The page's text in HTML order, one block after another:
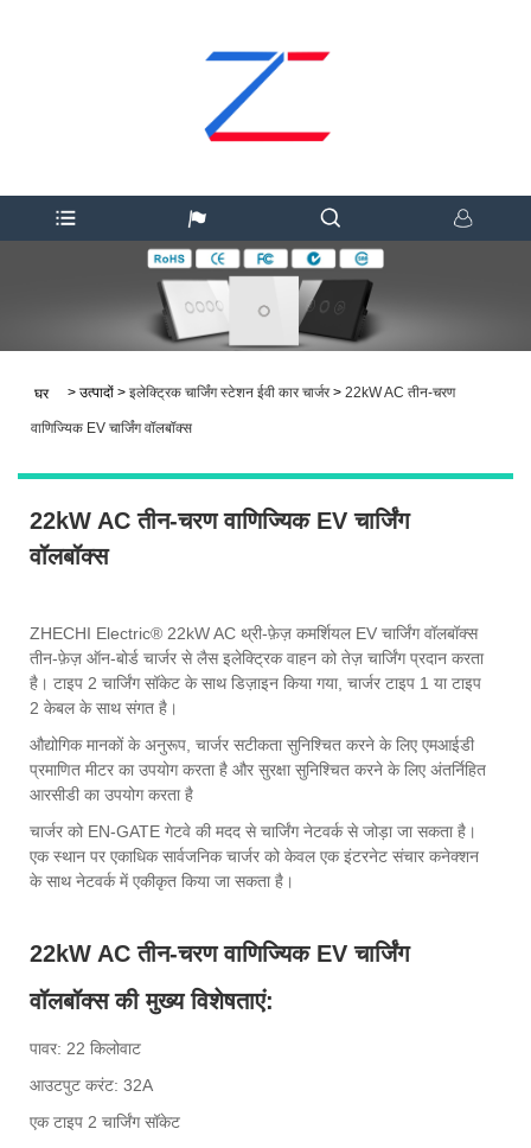
घर > उत्पादों > इलेक्ट्रिक चार्जिंग स्टेशन ईवी कार चार्जर> 22kW AC तीन-चरण
वाणिज्यिक EV चार्जिंग वॉलबॉक्स
22kW AC तीन-चरण वाणिज्यिक EV चार्जिंग
वॉलबॉक्स
ZHECHI Electric® 22kW AC थ्री-फ़ेज़ कमर्शियल EV चार्जिंग वॉलबॉक्स
तीन-फ़ेज़ ऑन-बोर्ड चार्जर से लैस इलेक्ट्रिक वाहन को तेज़ चार्जिंग प्रदान करता
है। टाइप 2 चार्जिंग सॉकेट के साथ डिज़ाइन किया गया, चार्जर टाइप 1 या टाइप
2 केबल के साथ संगत है।
औद्योगिक मानकों के अनुरूप, चार्जर सटीकता सुनिश्चित करने के लिए एमआईडी
प्रमाणित मीटर का उपयोग करता है और सुरक्षा सुनिश्चित करने के लिए अंतर्निहित
आरसीडी का उपयोग करता है
चार्जर को EN-GATE गेटवे की मदद से चार्जिंग नेटवर्क से जोड़ा जा सकता है।
एक स्थान पर एकाधिक सार्वजनिक चार्जर को केवल एक इंटरनेट संचार कनेक्शन
के साथ नेटवर्क में एकीकृत किया जा सकता है।
22kW AC तीन-चरण वाणिज्यिक EV चार्जिंग
वॉलबॉक्स की मुख्य विशेषताएं:
पावर: 22 किलोवाट
आउटपुट करंट: 32A
एक टाइप 2 चार्जिंग सॉकेट